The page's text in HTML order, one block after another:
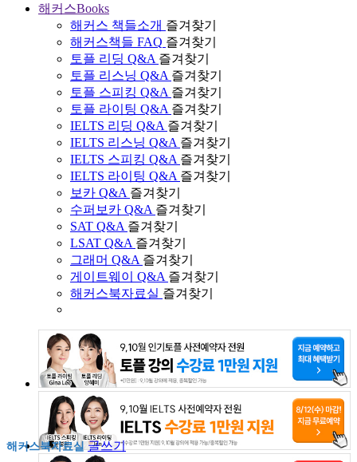
해커스Books
해커스 책들소개 즐겨찾기
해커스책들 FAQ 즐겨찾기
토플 리딩 Q&A 즐겨찾기
토플 리스닝 Q&A 즐겨찾기
토플 스피킹 Q&A 즐겨찾기
토플 라이팅 Q&A 즐겨찾기
IELTS 리딩 Q&A 즐겨찾기
IELTS 리스닝 Q&A 즐겨찾기
IELTS 스피킹 Q&A 즐겨찾기
IELTS 라이팅 Q&A 즐겨찾기
보카 Q&A 즐겨찾기
수퍼보카 Q&A 즐겨찾기
SAT Q&A 즐겨찾기
LSAT Q&A 즐겨찾기
그래머 Q&A 즐겨찾기
게이트웨이 Q&A 즐겨찾기
해커스북자료실 즐겨찾기
해커스북자료실 글쓰기